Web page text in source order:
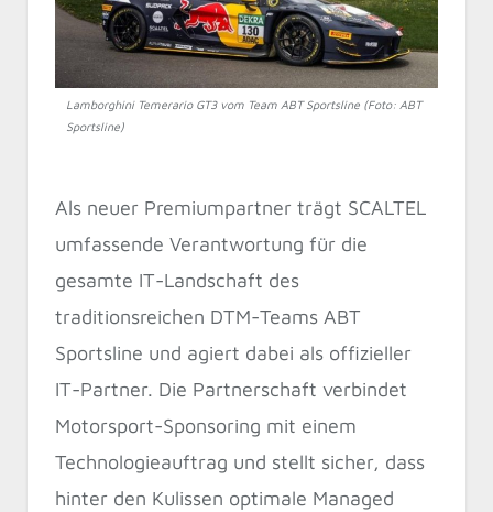
Lamborghini Temerario GT3 vom Team ABT Sportsline (Foto: ABT
Sportsline)
Als neuer Premiumpartner trägt SCALTEL
umfassende Verantwortung für die
gesamte IT-Landschaft des
traditionsreichen DTM-Teams ABT
Sportsline und agiert dabei als offizieller
IT-Partner. Die Partnerschaft verbindet
Motorsport-Sponsoring mit einem
Technologieauftrag und stellt sicher, dass
hinter den Kulissen optimale Managed